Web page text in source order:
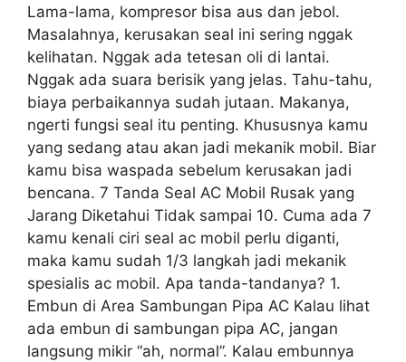
Lama-lama, kompresor bisa aus dan jebol.
Masalahnya, kerusakan seal ini sering nggak
kelihatan. Nggak ada tetesan oli di lantai.
Nggak ada suara berisik yang jelas. Tahu-tahu,
biaya perbaikannya sudah jutaan. Makanya,
ngerti fungsi seal itu penting. Khususnya kamu
yang sedang atau akan jadi mekanik mobil. Biar
kamu bisa waspada sebelum kerusakan jadi
bencana. 7 Tanda Seal AC Mobil Rusak yang
Jarang Diketahui Tidak sampai 10. Cuma ada 7
kamu kenali ciri seal ac mobil perlu diganti,
maka kamu sudah 1/3 langkah jadi mekanik
spesialis ac mobil. Apa tanda-tandanya? 1.
Embun di Area Sambungan Pipa AC Kalau lihat
ada embun di sambungan pipa AC, jangan
langsung mikir “ah, normal”. Kalau embunnya